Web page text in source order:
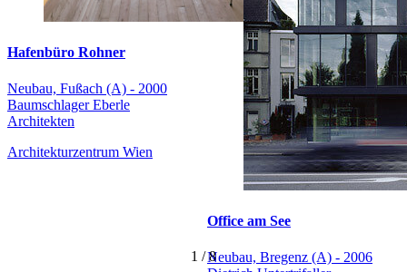
1 /8
Hafenbüro Rohner
Neubau, Fußach (A) - 2000
Baumschlager Eberle
Architekten
Architekturzentrum Wien
Office am See
Neubau, Bregenz (A) - 2006